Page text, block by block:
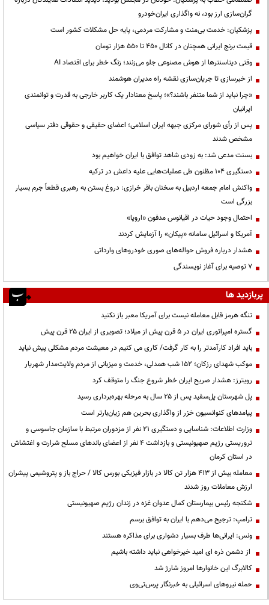
گران‌سازی ارز بود، نه واگذاری ایران‌خودرو
پزشکیان: خدمت بی‌منت و مشارکت مردمی، پایه حل مشکلات کشور است
قیمت‌ برنج ایرانی همچنان در کانال ۴۵۰ تا ۵۵۰ هزار تومان
وقتی دیتاسنترها از هوش مصنوعی جلو می‌زنند؛ زنگ خطر برای اقتصاد AI
از خبرسازی تا جریان‌سازی نقشه راه مدیران هوشمند
«چرا نباید از شما متنفر باشند؟»؛ پاسخ معنادار یک کاربر خارجی به قدرت و توانمندی
ایرانیان
پس از رأی شورای مرکزی جبهه ایران اسلامی؛ اعضای حقیقی و حقوقی دفتر سیاسی
مشخص شدند
بسنت مدعی شد: به زودی شاهد توافق با ایران خواهیم بود
دستگیری ۱۰۴ مظنون طی عملیات‌هایی علیه داعش در ترکیه
واکنش امام جمعه اردبیل به سخنان باقر خرازی: دروغ بستن به رهبری قطعاً جرم بسیار
بزرگی است
احتمال وجود حیات در اقیانوس مدفون «اروپا»
آمریکا و اسرائیل سامانه «پیکان» را آزمایش کردند
هشدار درباره فروش حواله‌های صوری خودروهای وارداتی
۷ توصیه برای آغاز نویسندگی
پربازدید ها
تنگه هرمز قابل معامله نیست برای آمریکا معبر باز نکنید
گستره امپراتوری ایران در ۵ قرن پیش از میلاد؛ تصویری از ایران ۲۵ قرن پیش
باید افراد کارآمدتر را به کار گرفت/ کاری می کنیم در معیشت مردم مشکلی پیش نیاید
موکب شهدای رزکان؛ ۱۵۲ شب همدلی، خدمت و میزبانی از مردم ولایت‌مدار شهریار
رویترز: هشدار صریح ایران خطر شروع جنگ را متوقف کرد
پل شهرستان پل‌سفید پس از ۲۵ سال به مرحله بهره‌برداری رسید
پیامدهای کنوانسیون خزر از واگذاری بحرین هم زیان‌بارتر است
وزارت اطلاعات: شناسایی و دستگیری ۲۱ نفر از مزدوران مرتبط با سازمان جاسوسی و
تروریستی رژیم صهیونیستی و بازداشت ۴ نفر از اعضای باندهای مسلح شرارت و اغتشاش
در استان کرمان
معامله بیش از ۴۱۳ هزار تن کالا در بازار فیزیکی بورس کالا / حراج باز و پتروشیمی پیشران
ارزش معاملات روز شدند
شکنجه رئیس بیمارستان کمال عدوان غزه در زندان رژیم صهیونیستی
ترامپ: ترجیح می‌دهم با ایران به توافق برسم
ونس: ایرانی‌ها طرف بسیار دشواری برای مذاکره هستند
از دشمن ذره ای امید خیرخواهی نباید داشته باشیم
کالابرگ این خانوارها امروز شارژ شد
حمله نیروهای اسرائیلی به خبرنگار پرس‌تی‌وی